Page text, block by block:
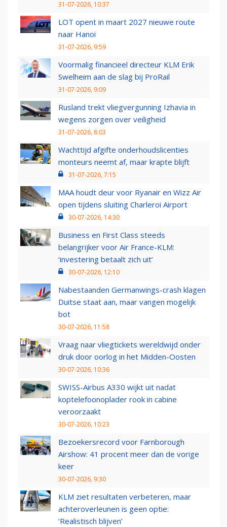
31-07-2026, 10:37
LOT opent in maart 2027 nieuwe route
naar Hanoi
31-07-2026, 9:59
Voormalig financieel directeur KLM Erik
Swelheim aan de slag bij ProRail
31-07-2026, 9:09
Rusland trekt vliegvergunning Izhavia in
wegens zorgen over veiligheid
31-07-2026, 8:03
Wachttijd afgifte onderhoudslicenties
monteurs neemt af, maar krapte blijft
31-07-2026, 7:15
MAA houdt deur voor Ryanair en Wizz Air
open tijdens sluiting Charleroi Airport
30-07-2026, 14:30
Business en First Class steeds
belangrijker voor Air France-KLM:
‘investering betaalt zich uit’
30-07-2026, 12:10
Nabestaanden Germanwings-crash klagen
Duitse staat aan, maar vangen mogelijk
bot
30-07-2026, 11:58
Vraag naar vliegtickets wereldwijd onder
druk door oorlog in het Midden-Oosten
30-07-2026, 10:36
SWISS-Airbus A330 wijkt uit nadat
koptelefoonoplader rook in cabine
veroorzaakt
30-07-2026, 10:23
Bezoekersrecord voor Farnborough
Airshow: 41 procent meer dan de vorige
keer
30-07-2026, 9:30
KLM ziet resultaten verbeteren, maar
achteroverleunen is geen optie:
‘Realistisch blijven’